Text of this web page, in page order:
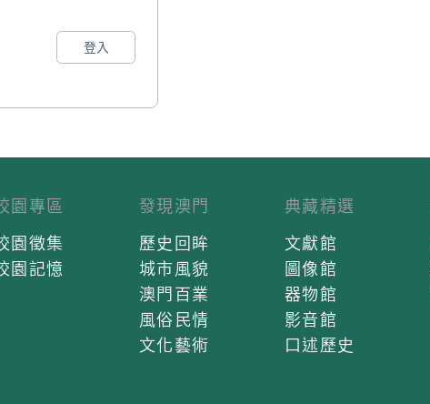
登入
園專區
園徵集
園記憶
發現澳門
歷史回眸
城市風貌
澳門百業
風俗民情
文化藝術
典藏精選
文獻館
圖像館
器物館
影音館
口述歷史